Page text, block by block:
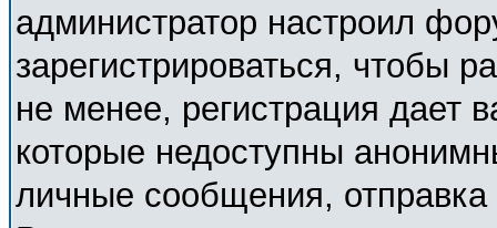
администратор настроил
зарегистрироваться, чтобы
не менее, регистрация дает
которые недоступны
личные сообщения, отправка